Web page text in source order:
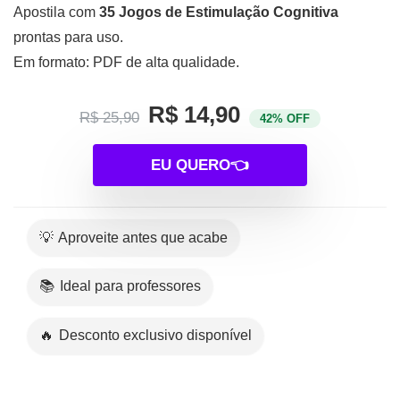
Apostila com 35 Jogos de Estimulação Cognitiva
prontas para uso.
Em formato: PDF de alta qualidade.
R$ 25,90 R$ 14,90 42% OFF
EU QUERO👈
💡 Aproveite antes que acabe
📚 Ideal para professores
🔥 Desconto exclusivo disponível